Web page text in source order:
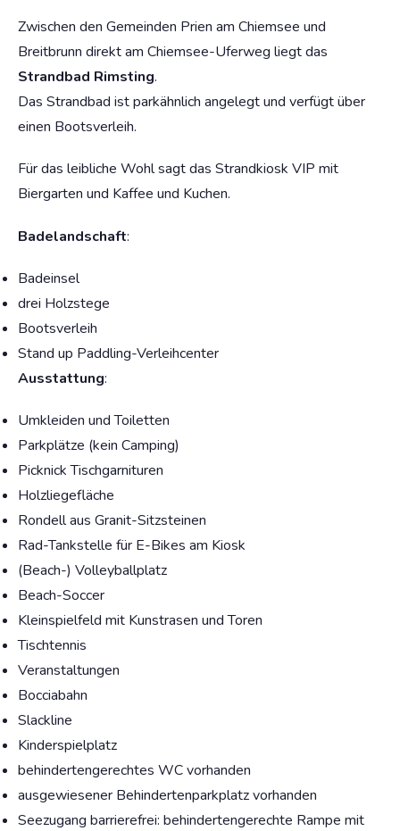
Zwischen den Gemeinden Prien am Chiemsee und
Breitbrunn direkt am Chiemsee-Uferweg liegt das
Strandbad Rimsting.
Das Strandbad ist parkähnlich angelegt und verfügt über
einen Bootsverleih.
Für das leibliche Wohl sagt das Strandkiosk VIP mit
Biergarten und Kaffee und Kuchen.
Badelandschaft:
Badeinsel
drei Holzstege
Bootsverleih
Stand up Paddling-Verleihcenter
Ausstattung:
Umkleiden und Toiletten
Parkplätze (kein Camping)
Picknick Tischgarnituren
Holzliegefläche
Rondell aus Granit-Sitzsteinen
Rad-Tankstelle für E-Bikes am Kiosk
(Beach-) Volleyballplatz
Beach-Soccer
Kleinspielfeld mit Kunstrasen und Toren
Tischtennis
Veranstaltungen
Bocciabahn
Slackline
Kinderspielplatz
behindertengerechtes WC vorhanden
ausgewiesener Behindertenparkplatz vorhanden
Seezugang barrierefrei: behindertengerechte Rampe mit